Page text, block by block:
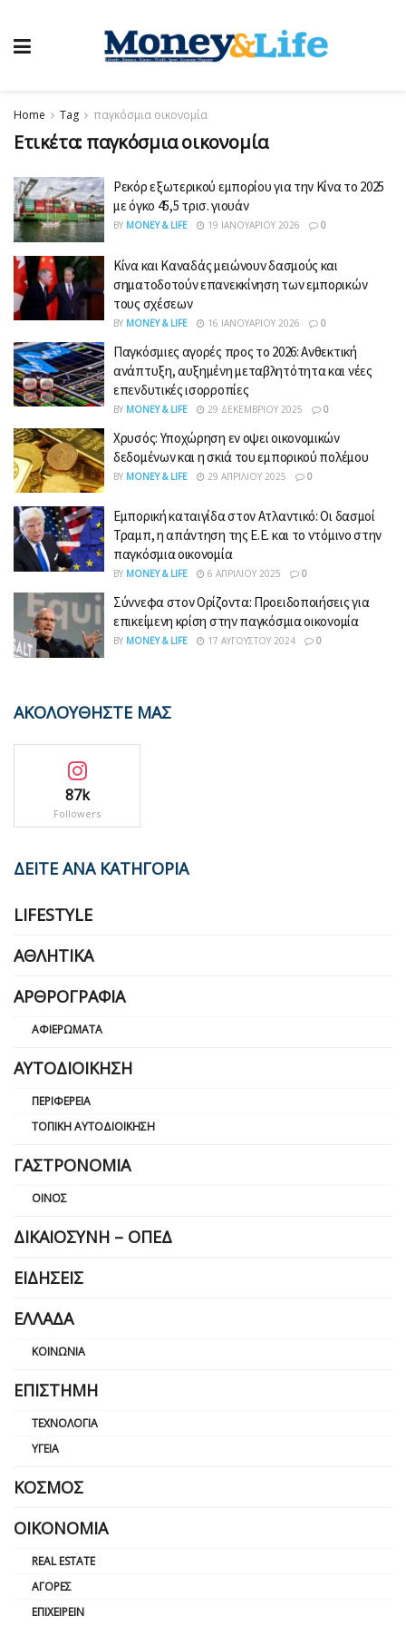
Home Tag παγκόσμια οικονομία
Ετικέτα: παγκόσμια οικονομία
Ρεκόρ εξωτερικού εμπορίου για την Κίνα το 2025
με όγκο 45,5 τρισ. γιουάν
BY MONEY & LIFE 19 ΙΑΝΟΥΑΡΊΟΥ 2026 0
Κίνα και Καναδάς μειώνουν δασμούς και
σηματοδοτούν επανεκκίνηση των εμπορικών
τους σχέσεων
BY MONEY & LIFE 16 ΙΑΝΟΥΑΡΊΟΥ 2026 0
Παγκόσμιες αγορές προς το 2026: Ανθεκτική
ανάπτυξη, αυξημένη μεταβλητότητα και νέες
επενδυτικές ισορροπίες
BY MONEY & LIFE 29 ΔΕΚΕΜΒΡΊΟΥ 2025 0
Χρυσός: Υποχώρηση εν οψει οικονομικών
δεδομένων και η σκιά του εμπορικού πολέμου
BY MONEY & LIFE 29 ΑΠΡΙΛΊΟΥ 2025 0
Εμπορική καταιγίδα στον Ατλαντικό: Οι δασμοί
Τραμπ, η απάντηση της Ε.Ε. και το ντόμινο στην
παγκόσμια οικονομία
BY MONEY & LIFE 6 ΑΠΡΙΛΊΟΥ 2025 0
Σύννεφα στον Ορίζοντα: Προειδοποιήσεις για
επικείμενη κρίση στην παγκόσμια οικονομία
BY MONEY & LIFE 17 ΑΥΓΟΎΣΤΟΥ 2024 0
ΑΚΟΛΟΥΘΗΣΤΕ ΜΑΣ
87k
Followers
ΔΕΙΤΕ ΑΝΑ ΚΑΤΗΓΟΡΙΑ
LIFESTYLE
ΑΘΛΗΤΙΚΆ
ΑΡΘΡΟΓΡΑΦΊΑ
ΑΦΙΕΡΏΜΑΤΑ
ΑΥΤΟΔΙΟΊΚΗΣΗ
ΠΕΡΙΦΈΡΕΙΑ
ΤΟΠΙΚΉ ΑΥΤΟΔΙΟΊΚΗΣΗ
ΓΑΣΤΡΟΝΟΜΊΑ
ΟΊΝΟΣ
ΔΙΚΑΙΟΣΎΝΗ – ΟΠΕΔ
ΕΙΔΉΣΕΙΣ
ΕΛΛΆΔΑ
ΚΟΙΝΩΝΊΑ
ΕΠΙΣΤΉΜΗ
ΤΕΧΝΟΛΟΓΊΑ
ΥΓΕΊΑ
ΚΌΣΜΟΣ
ΟΙΚΟΝΟΜΊΑ
REAL ESTATE
ΑΓΟΡΈΣ
ΕΠΙΧΕΙΡΕΊΝ